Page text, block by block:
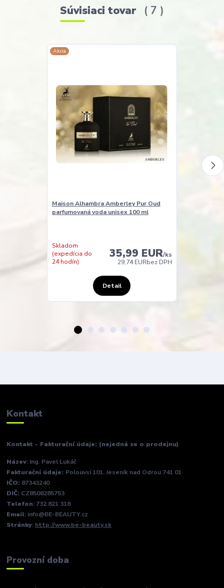
Súvisiaci tovar 7
Akcia
Maison Alhambra Amberley Pur Oud
parfumovaná voda unisex 100 ml
35,99 EUR/ks
29,74 EURbez DPH
Skladom
(expedícia do
24 hodín)
Detail
Kontakt
Kontakt - Fakturační údaje: (nejedná se o prodejnu)
Název: Ing. Pavel Lukáč
Fakturační údaje: Polouvsí 101, Jeseník nad Odrou 741 01
IČO: 87343240
DIČ: CZ8508285753
Telefon: 732 821 318
Email: info@BE-BEAUTY.cz
Stránky: http://www.be-beauty.sk
Provozní doba